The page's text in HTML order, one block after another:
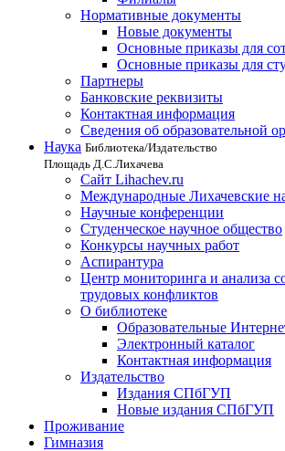
Нормативные документы
Новые документы
Основные приказы для
Основные приказы для
Партнеры
Банковские реквизиты
Контактная информация
Сведения об образовательной
Наука Библиотека/Издательство
Площадь Д.С.Лихачева
Сайт Lihachev.ru
Международные Лихачевские
Научные конференции
Студенческое научное общество
Конкурсы научных работ
Аспирантура
Центр мониторинга и анализа
трудовых конфликтов
О библиотеке
Образовательные
Электронный каталог
Контактная информация
Издательство
Издания СПбГУП
Новые издания СПбГУП
Проживание
Гимназия